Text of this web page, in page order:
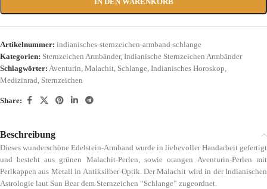
Artikelnummer: indianisches-sternzeichen-armband-schlange
Kategorien: Sternzeichen Armbänder, Indianische Sternzeichen Armbänder
Schlagwörter: Aventurin, Malachit, Schlange, Indianisches Horoskop,
Medizinrad, Sternzeichen
Share:
Beschreibung
Dieses wunderschöne Edelstein-Armband wurde in liebevoller Handarbeit gefertigt
und besteht aus grünen Malachit-Perlen, sowie orangen Aventurin-Perlen mit
Perlkappen aus Metall in Antiksilber-Optik. Der Malachit wird in der Indianischen
Astrologie laut Sun Bear dem Sternzeichen “Schlange” zugeordnet.